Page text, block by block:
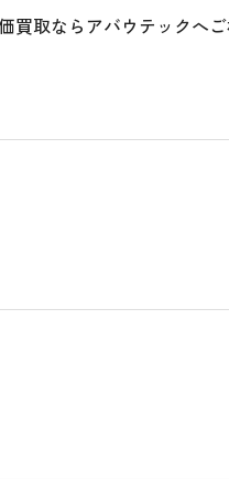
買取ならアバウテックへ